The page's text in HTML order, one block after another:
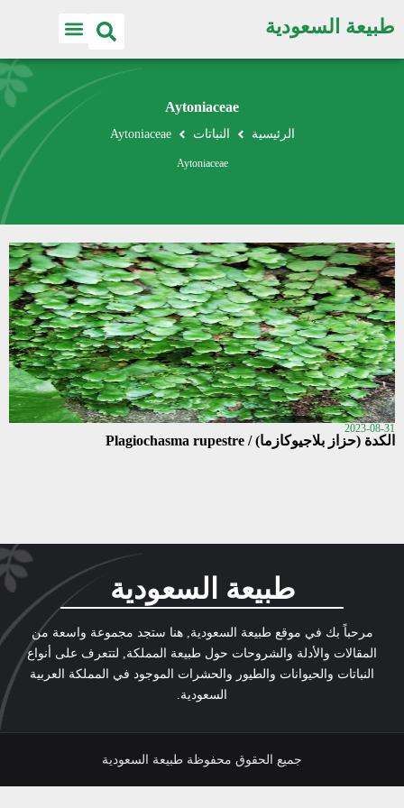
طبيعة السعودية
Aytoniaceae
الرئيسية النباتات Aytoniaceae
Aytoniaceae
2023-08-31
الكدة (حزاز بلاجيوكازما) / Plagiochasma rupestre
طبيعة السعودية
مرحباً بك في موقع طبيعة السعودية, هنا ستجد مجموعة واسعة من
المقالات والأدلة والشروحات حول طبيعة المملكة, لتتعرف على أنواع
النباتات والحيوانات والطيور والحشرات الموجود في المملكة العربية
السعودية.
جميع الحقوق محفوظة طبيعة السعودية